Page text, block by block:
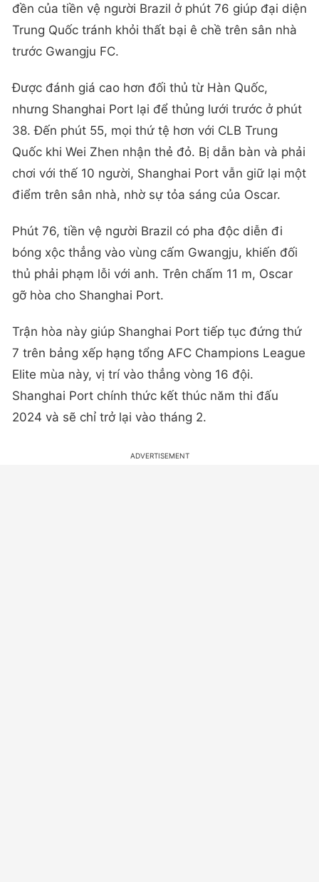
đền của tiền vệ người Brazil ở phút 76 giúp đại diện
Trung Quốc tránh khỏi thất bại ê chề trên sân nhà
trước Gwangju FC.
Được đánh giá cao hơn đối thủ từ Hàn Quốc,
nhưng Shanghai Port lại để thủng lưới trước ở phút
38. Đến phút 55, mọi thứ tệ hơn với CLB Trung
Quốc khi Wei Zhen nhận thẻ đỏ. Bị dẫn bàn và phải
chơi với thế 10 người, Shanghai Port vẫn giữ lại một
điểm trên sân nhà, nhờ sự tỏa sáng của Oscar.
Phút 76, tiền vệ người Brazil có pha độc diễn đi
bóng xộc thẳng vào vùng cấm Gwangju, khiến đối
thủ phải phạm lỗi với anh. Trên chấm 11 m, Oscar
gỡ hòa cho Shanghai Port.
Trận hòa này giúp Shanghai Port tiếp tục đứng thứ
7 trên bảng xếp hạng tổng AFC Champions League
Elite mùa này, vị trí vào thẳng vòng 16 đội.
Shanghai Port chính thức kết thúc năm thi đấu
2024 và sẽ chỉ trở lại vào tháng 2.